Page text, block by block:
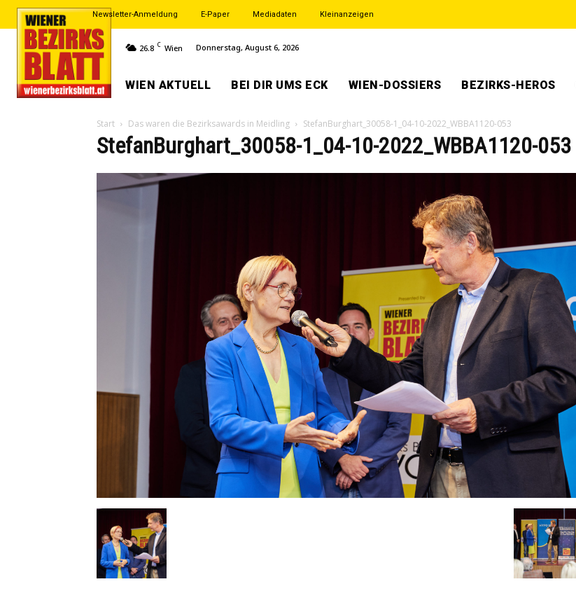
Newsletter-Anmeldung E-Paper Mediadaten Kleinanzeigen
26.8 C Wien Donnerstag, August 6, 2026
WIEN AKTUELL BEI DIR UMS ECK WIEN-DOSSIERS BEZIRKS-HEROS
Start Das waren die Bezirksawards in Meidling StefanBurghart_30058-1_04-10-2022_WBBA1120-053
StefanBurghart_30058-1_04-10-2022_WBBA1120-053